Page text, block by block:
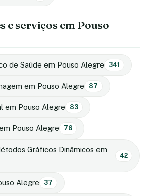
e serviços em Pouso
de Saúde em Pouso Alegre 341
em Pouso Alegre 87
em Pouso Alegre 83
Pouso Alegre 76
Gráficos Dinâmicos em
42
Alegre 37